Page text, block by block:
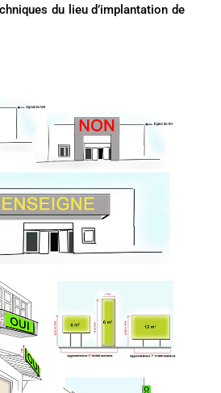
du lieu d’implantation de